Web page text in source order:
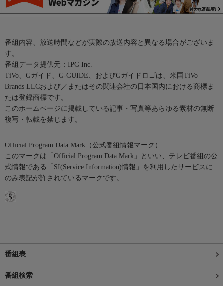
番組内容、放送時間などが実際の放送内容と異なる場合がございま
す。
番組データ提供元：IPG Inc.
TiVo、Gガイド、G-GUIDE、およびGガイドロゴは、米国TiVo
Brands LLCおよび／またはその関連会社の日本国内における商標ま
たは登録商標です。
このホームページに掲載している記事・写真等あらゆる素材の無断
複写・転載を禁じます。
Official Program Data Mark（公式番組情報マーク）
このマークは「Official Program Data Mark」といい、テレビ番組の公
式情報である「SI(Service Information)情報」を利用したサービスに
のみ表記が許されているマークです。
番組表
番組検索